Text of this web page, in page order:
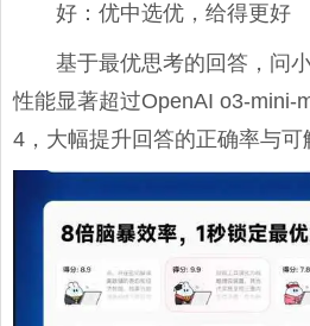
好：优中选优，给得更好
基于最优思考的回答，问
性能显著超过OpenAI o3-mini-
4，大幅提升回答的正确率与可